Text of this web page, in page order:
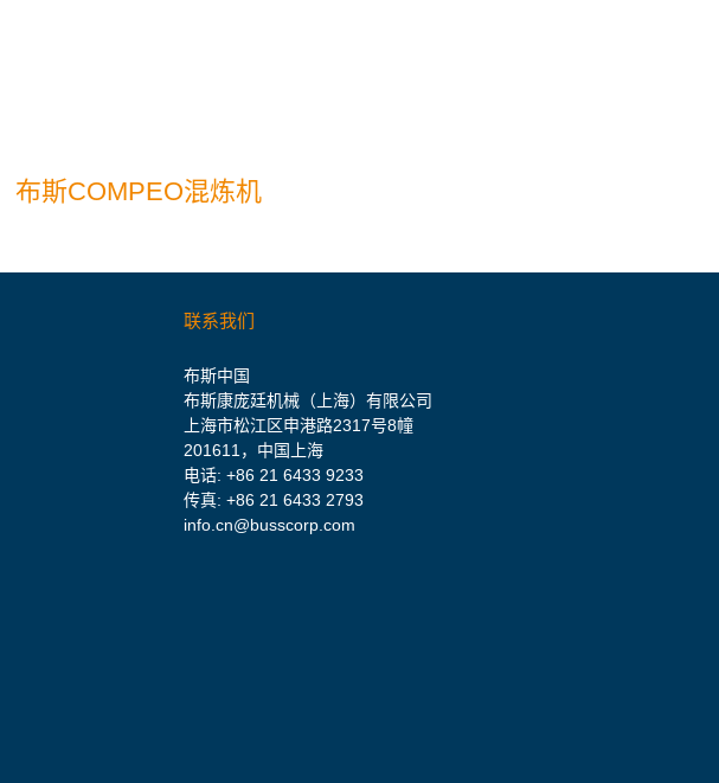
布斯COMPEO混炼机
联系我们
布斯中国
布斯康庞廷机械（上海）有限公司
上海市松江区申港路2317号8幢
201611，中国上海
电话: +86 21 6433 9233
传真: +86 21 6433 2793
info.cn@busscorp.com